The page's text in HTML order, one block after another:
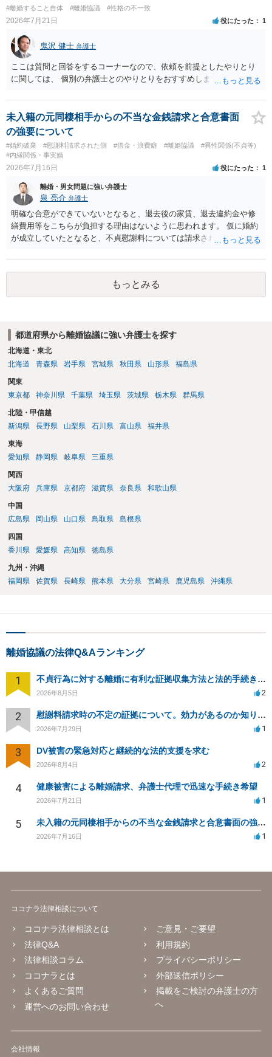
#離婚すること自体 #離婚協議 #性格の不一致
2026年7月21日 役にたった 1
鬼沢 健士 弁護士
ここは質問と回答をするコーナーなので、依頼を前提としたやりとり
に関しては、 個別の弁護士とのやりとりをおすすめします。
未入籍の元同棲相手からの不当な金銭請求と合意書面
の強要について
#婚約破棄 #慰謝料請求された側 #借金・浪費癖 #離婚協議
#異性関係(不貞等)
#内縁関係・事実婚
2026年7月16日 役にたった 1
離婚・男女問題に強い弁護士
泉 亮介 弁護士
明確な合意ができていないとなると、退去後の家賃、退去違約金や修
繕費用等をこちらが負担する理由はないように思われます。 仮に婚約
が成立していたとなると、不貞慰謝料については請求される可能性が
れば早めに弁護士に相談し、弁護士から回答をさせると良いでしょ
う。
もっとみる
都道府県から離婚協議に強い弁護士を探す
北海道・東北
北海道
青森県 岩手県 宮城県 秋田県 山形県 福島県
関東
東京都
神奈川県 千葉県 埼玉県 茨城県 栃木県 群馬県
北陸・甲信越
新潟県
長野県 山梨県 石川県 富山県 福井県
東海
愛知県
静岡県 岐阜県 三重県
関西
大阪府
兵庫県 京都府 滋賀県 奈良県 和歌山県
中国
広島県
岡山県 山口県 鳥取県 島根県
四国
香川県
愛媛県 高知県 徳島県
九州・沖縄
福岡県
佐賀県 長崎県 熊本県 大分県 宮崎県 鹿児島県 沖縄県
離婚協議の法律Q&Aランキング
1 不貞行為に対する離婚に有利な証拠収集方法と法的手続きについて
2026年8月5日 2
2 慰謝料請求時の不定の証拠について。効力があるのか知りたい。
2026年7月29日 1
3 DV被害の緊急対応と継続的な法的支援を求む
2026年8月4日 2
4 健康被害による離婚請求、弁護士代理で迅速な手続き希望
2026年7月21日 1
5 未入籍の元同棲相手からの不当な金銭請求と合意書面の強要について
2026年7月16日 1
ココナラ法律相談について
ココナラ法律相談とは
法律Q&A
法律相談コラム
ココナラとは
よくあるご質問
運営へのお問い合わせ
ご意見・ご要望
利用規約
プライバシーポリシー
外部送信ポリシー
掲載をご検討の弁護士の方
へ
会社情報